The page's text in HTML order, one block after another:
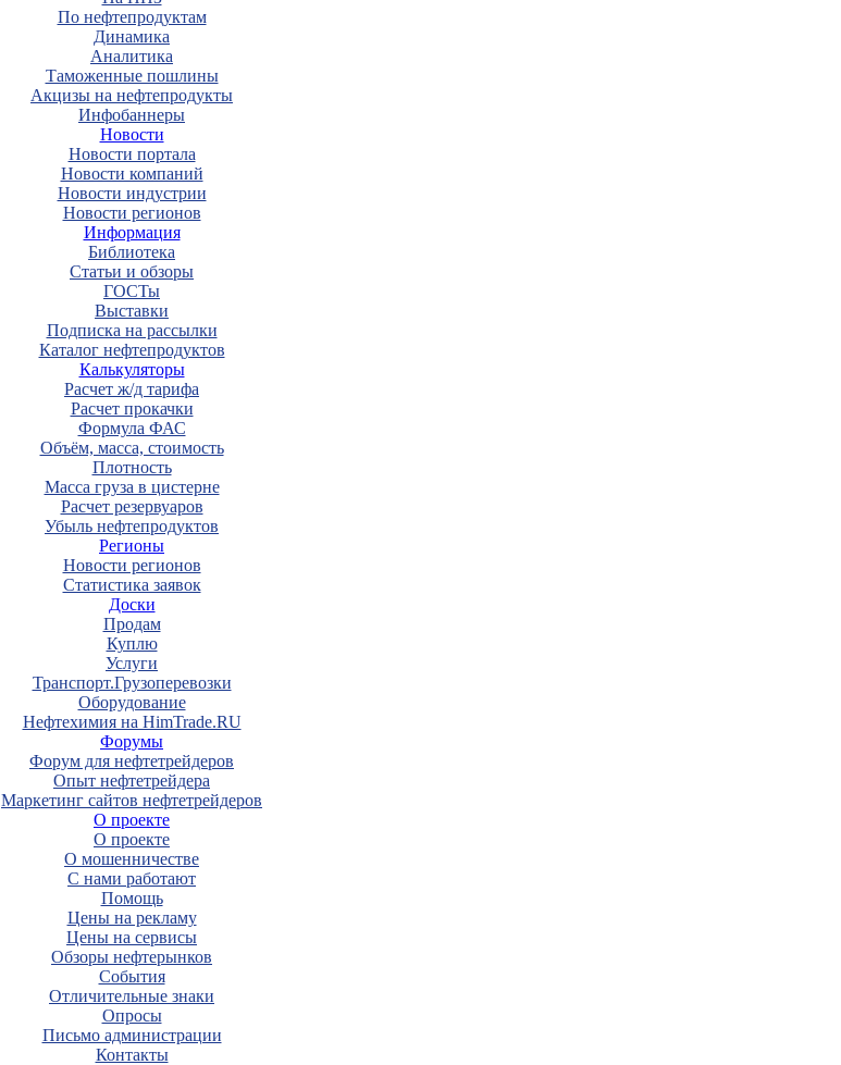
По нефтепродуктам
Динамика
Аналитика
Таможенные пошлины
Акцизы на нефтепродукты
Инфобаннеры
Новости
Новости портала
Новости компаний
Новости индустрии
Новости регионов
Информация
Библиотека
Статьи и обзоры
ГОСТы
Выставки
Подписка на рассылки
Каталог нефтепродуктов
Калькуляторы
Расчет ж/д тарифа
Расчет прокачки
Формула ФАС
Объём, масса, стоимость
Плотность
Масса груза в цистерне
Расчет резервуаров
Убыль нефтепродуктов
Регионы
Новости регионов
Статистика заявок
Доски
Продам
Куплю
Услуги
Транспорт.Грузоперевозки
Оборудование
Нефтехимия на HimTrade.RU
Форумы
Форум для нефтетрейдеров
Опыт нефтетрейдера
Маркетинг сайтов нефтетрейдеров
О проекте
О проекте
О мошенничестве
С нами работают
Помощь
Цены на рекламу
Цены на сервисы
Обзоры нефтерынков
События
Отличительные знаки
Опросы
Письмо администрации
Контакты